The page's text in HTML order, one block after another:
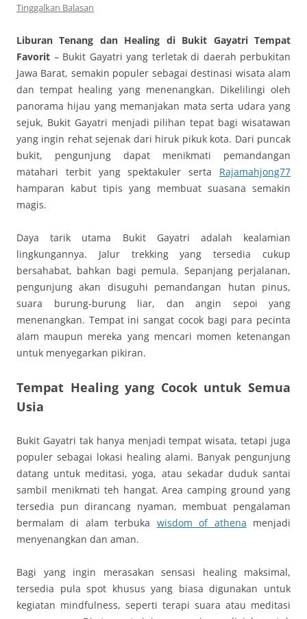
Tinggalkan Balasan
Liburan Tenang dan Healing di Bukit Gayatri Tempat
Favorit – Bukit Gayatri yang terletak di daerah perbukitan
Jawa Barat, semakin populer sebagai destinasi wisata alam
dan tempat healing yang menenangkan. Dikelilingi oleh
panorama hijau yang memanjakan mata serta udara yang
sejuk, Bukit Gayatri menjadi pilihan tepat bagi wisatawan
yang ingin rehat sejenak dari hiruk pikuk kota. Dari puncak
bukit, pengunjung dapat menikmati pemandangan
matahari terbit yang spektakuler serta Rajamahjong77
hamparan kabut tipis yang membuat suasana semakin
magis.
Daya tarik utama Bukit Gayatri adalah kealamian
lingkungannya. Jalur trekking yang tersedia cukup
bersahabat, bahkan bagi pemula. Sepanjang perjalanan,
pengunjung akan disuguhi pemandangan hutan pinus,
suara burung-burung liar, dan angin sepoi yang
menenangkan. Tempat ini sangat cocok bagi para pecinta
alam maupun mereka yang mencari momen ketenangan
untuk menyegarkan pikiran.
Tempat Healing yang Cocok untuk Semua
Usia
Bukit Gayatri tak hanya menjadi tempat wisata, tetapi juga
populer sebagai lokasi healing alami. Banyak pengunjung
datang untuk meditasi, yoga, atau sekadar duduk santai
sambil menikmati teh hangat. Area camping ground yang
tersedia pun dirancang nyaman, membuat pengalaman
bermalam di alam terbuka wisdom of athena menjadi
menyenangkan dan aman.
Bagi yang ingin merasakan sensasi healing maksimal,
tersedia pula spot khusus yang biasa digunakan untuk
kegiatan mindfulness, seperti terapi suara atau meditasi